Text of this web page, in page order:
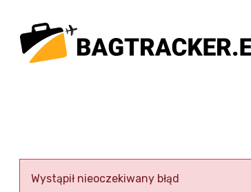
treści
Wystąpił nieoczekiwany błąd